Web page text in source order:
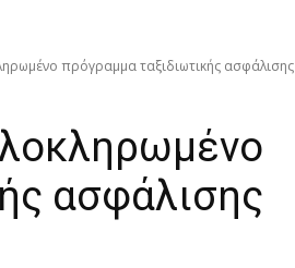
πρόγραμμα ταξιδιωτικής ασφάλισης
ασφάλισης